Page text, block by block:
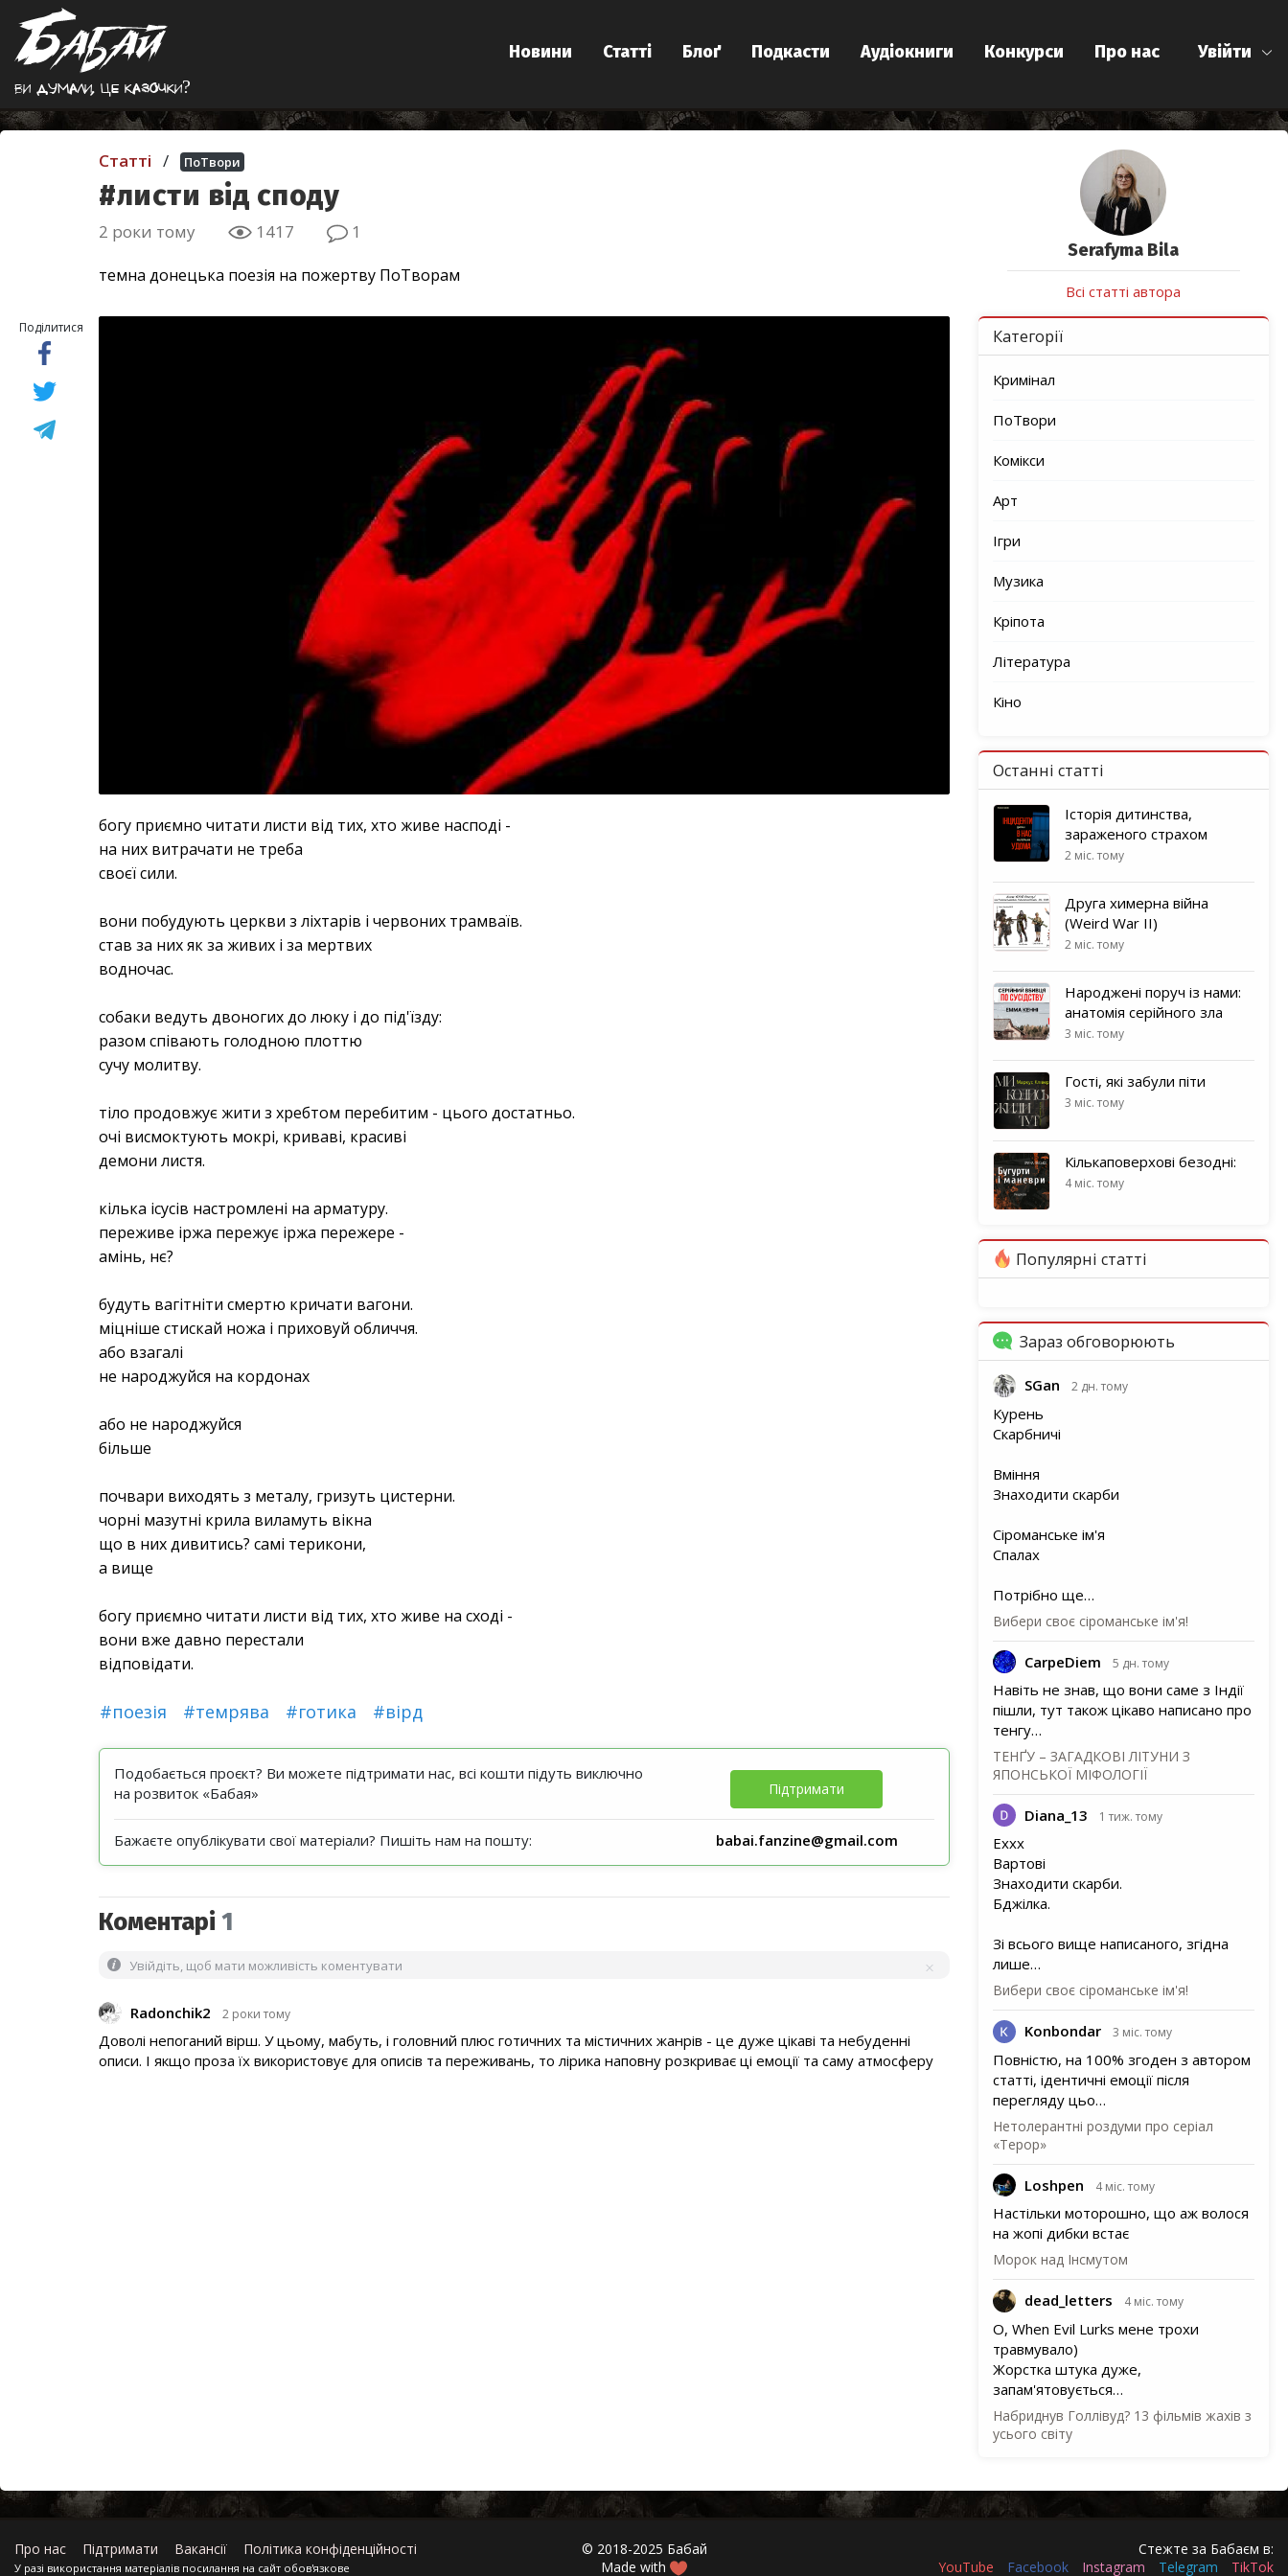
Ви думали, це казочки?
Увійти
Новини Статті Блоґ Подкасти Аудіокниги Конкурси Про нас
Статті / ПоТвори
#листи від споду
2 роки тому 1417 1
темна донецька поезія на пожертву ПоТворам
Serafyma Bila
Всі статті автора
Поділитися
богу приємно читати листи від тих, хто живе насподі -
на них витрачати не треба
своєї сили.
вони побудують церкви з ліхтарів і червоних трамваїв.
став за них як за живих і за мертвих
водночас.
собаки ведуть двоногих до люку і до під'їзду:
разом співають голодною плоттю
сучу молитву.
тіло продовжує жити з хребтом перебитим - цього достатньо.
очі висмоктують мокрі, криваві, красиві
демони листя.
кілька ісусів настромлені на арматуру.
переживе іржа пережує іржа пережере -
амінь, нє?
будуть вагітніти смертю кричати вагони.
міцніше стискай ножа і приховуй обличчя.
або взагалі
не народжуйся на кордонах
або не народжуйся
більше
почвари виходять з металу, гризуть цистерни.
чорні мазутні крила виламуть вікна
що в них дивитись? самі терикони,
а вище
богу приємно читати листи від тих, хто живе на сході -
вони вже давно перестали
відповідати.
#поезія #темрява #готика #вірд
Подобається проєкт? Ви можете підтримати нас, всі кошти підуть виключно
на розвиток «Бабая»
Підтримати
Бажаєте опублікувати свої матеріали? Пишіть нам на пошту: babai.fanzine@gmail.com
Коментарі1
Увійдіть, щоб мати можливість коментувати
Radonchik2 2 роки тому
Доволі непоганий вірш. У цьому, мабуть, і головний плюс готичних та містичних жанрів - це дуже цікаві та небуденні
описи. І якщо проза їх використовує для описів та переживань, то лірика наповну розкриває ці емоції та саму атмосферу
Категорії
Кримінал
ПоТвори
Комікси
Арт
Ігри
Музика
Кріпота
Література
Кіно
Останні статті
Історія дитинства,
зараженого страхом
2 міс. тому
Друга химерна війна
(Weird War II)
2 міс. тому
Народжені поруч із нами:
анатомія серійного зла
3 міс. тому
Гості, які забули піти
3 міс. тому
Кількаповерхові безодні:
4 міс. тому
Популярні статті
Зараз обговорюють
SGan 2 дн. тому
Курень
Скарбничі
Вміння
Знаходити скарби
Сіроманське ім'я
Спалах
Потрібно ще…
Вибери своє сіроманське ім'я!
CarpeDiem 5 дн. тому
Навіть не знав, що вони саме з Індії
пішли, тут також цікаво написано про
тенгу…
ТЕНҐУ – ЗАГАДКОВІ ЛІТУНИ З
ЯПОНСЬКОЇ МІФОЛОГІЇ
Diana_13 1 тиж. тому
Еххх
Вартові
Знаходити скарби.
Бджілка.
Зі всього вище написаного, згідна
лише…
Вибери своє сіроманське ім'я!
Konbondar 3 міс. тому
Повністю, на 100% згоден з автором
статті, ідентичні емоції після
перегляду цьо…
Нетолерантні роздуми про серіал
«Терор»
Loshpen 4 міс. тому
Настільки моторошно, що аж волося
на жопі дибки встає
Морок над Інсмутом
dead_letters 4 міс. тому
О, When Evil Lurks мене трохи
травмувало)
Жорстка штука дуже,
запам'ятовується…
Набриднув Голлівуд? 13 фільмів жахів з
усього світу
Про нас Підтримати Вакансії Політика конфіденційності
У разі використання матеріалів посилання на сайт обов'язкове
© 2018-2025 Бабай
Made with
Стежте за Бабаєм в:
YouTube
Facebook Instagram Telegram TikTok